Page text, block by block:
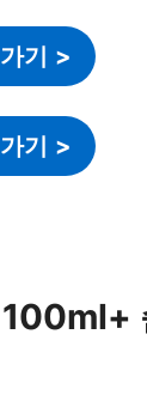
기 >
기 >